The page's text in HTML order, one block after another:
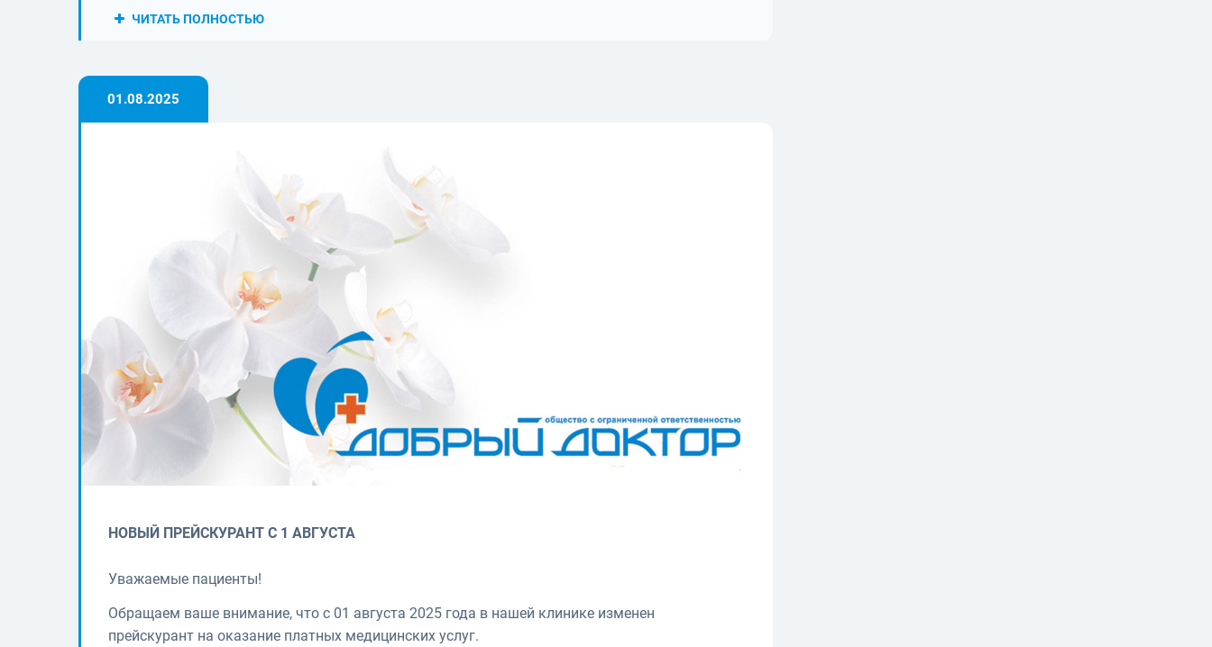
ЧИТАТЬ ПОЛНОСТЬЮ
01.08.2025
НОВЫЙ ПРЕЙСКУРАНТ С 1 АВГУСТА
Уважаемые пациенты!
Обращаем ваше внимание, что с 01 августа 2025 года в нашей клинике изменен
прейскурант на оказание платных медицинских услуг.